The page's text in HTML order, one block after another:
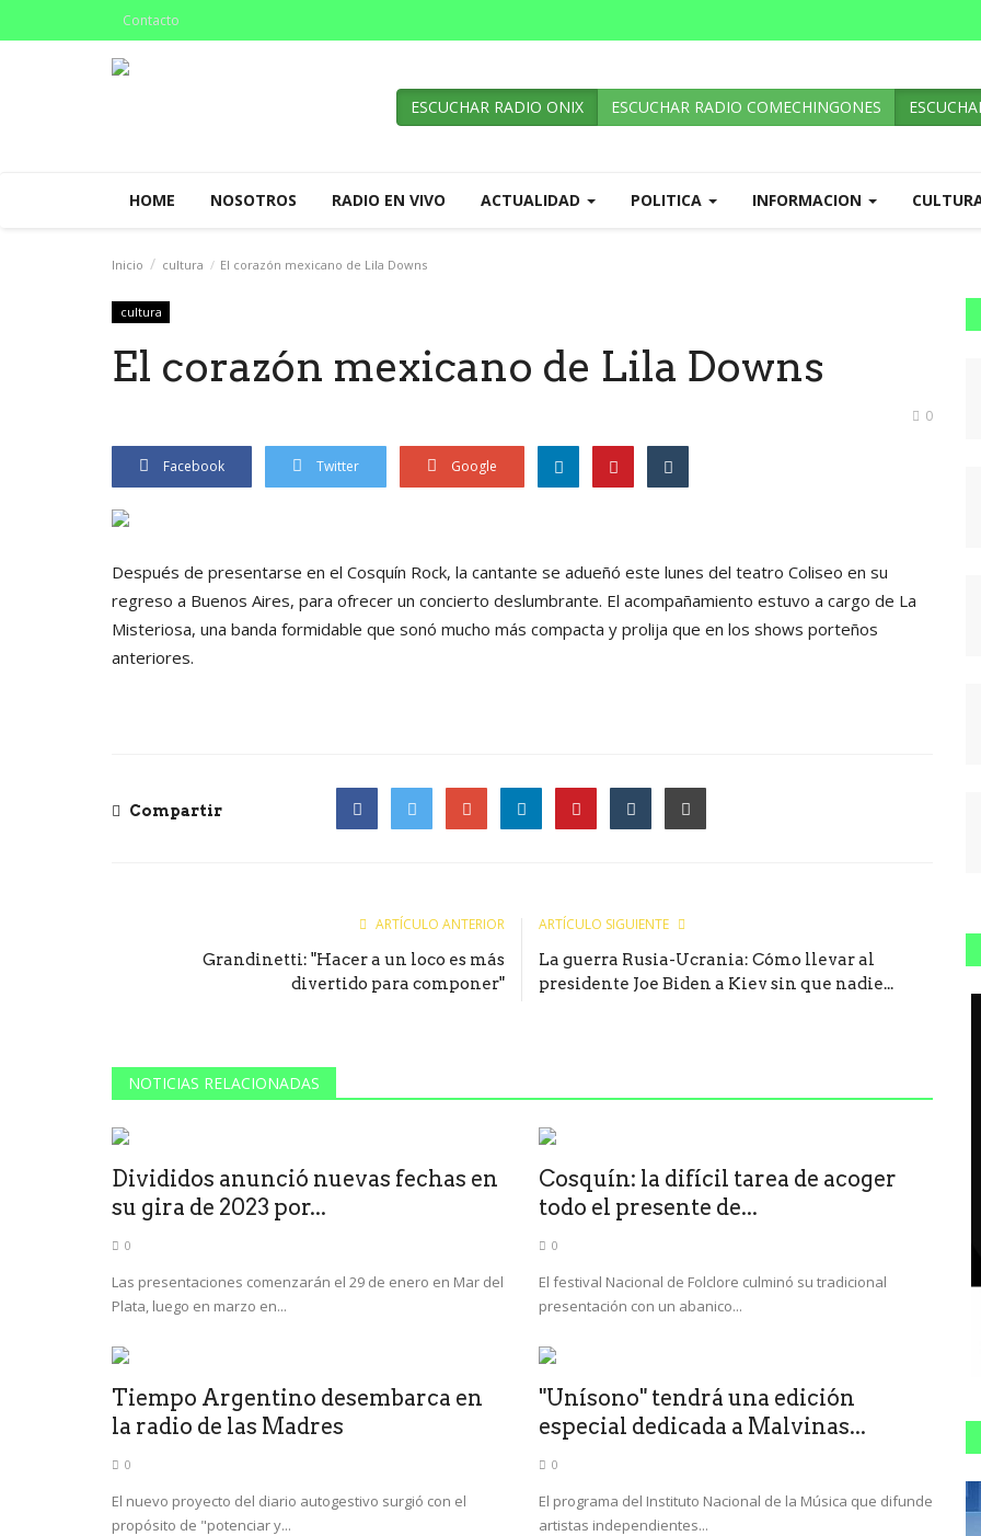
Contacto
ESCUCHAR RADIO ONIX ESCUCHAR RADIO COMECHINGONES
HOME NOSOTROS RADIO EN VIVO ACTUALIDAD POLITICA INFORMACION
Inicio cultura El corazón mexicano de Lila Downs
cultura
El corazón mexicano de Lila Downs
0
Facebook Twitter Google
Después de presentarse en el Cosquín Rock, la cantante se adueñó este lunes del teatro Coliseo en su
regreso a Buenos Aires, para ofrecer un concierto deslumbrante. El acompañamiento estuvo a cargo de La
Misteriosa, una banda formidable que sonó mucho más compacta y prolija que en los shows porteños
anteriores.
Compartir
ARTÍCULO ANTERIOR
Grandinetti: "Hacer a un loco es más
divertido para componer"
ARTÍCULO SIGUIENTE
La guerra Rusia-Ucrania: Cómo llevar al
presidente Joe Biden a Kiev sin que nadie...
NOTICIAS RELACIONADAS
Divididos anunció nuevas fechas en
su gira de 2023 por...
0
Las presentaciones comenzarán el 29 de enero en Mar del
Plata, luego en marzo en...
Cosquín: la difícil tarea de acoger
todo el presente de...
0
El festival Nacional de Folclore culminó su tradicional
presentación con un abanico...
Tiempo Argentino desembarca en
la radio de las Madres
0
El nuevo proyecto del diario autogestivo surgió con el
propósito de "potenciar y...
"Unísono" tendrá una edición
especial dedicada a Malvinas...
0
El programa del Instituto Nacional de la Música que difunde
artistas independientes...